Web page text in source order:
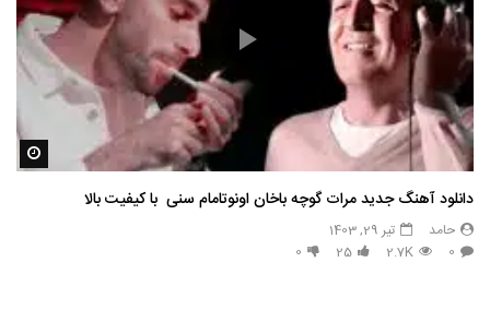
دانلود آهنگ جدید مرات گوچه باخان اونوتامام سنی با کیفیت بالا
حامد
تیر 29, 1403
0
2.7K
25
0